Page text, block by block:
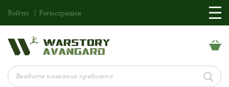
Войти Регистрация